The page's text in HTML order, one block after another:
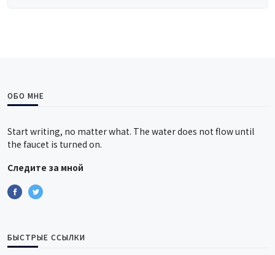
ОБО МНЕ
Start writing, no matter what. The water does not flow until
the faucet is turned on.
Следите за мной
БЫСТРЫЕ ССЫЛКИ